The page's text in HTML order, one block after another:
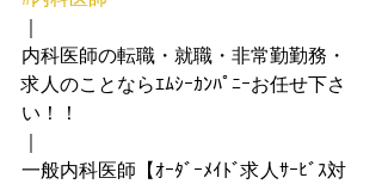
｜
内科医師の転職・就職・非常勤勤務・
求人のことならｴﾑｼｰｶﾝﾊﾟﾆｰお任せ下さ
い！！
｜
一般内科医師【ｵｰﾀﾞｰﾒｲﾄﾞ求人ｻｰﾋﾞｽ対